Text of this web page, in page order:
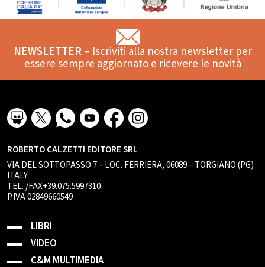
NEWSLETTER– Iscriviti alla nostra newsletter per
essere sempre aggiornato e ricevere le novità
ROBERTO CALZETTI EDITORE SRL
VIA DEL SOTTOPASSO 7 – LOC. FERRIERA, 06089 – TORGIANO (PG)
ITALY
TEL. /FAX+39.075.5997310
P.IVA 02849660549
LIBRI
VIDEO
C&M MULTIMEDIA